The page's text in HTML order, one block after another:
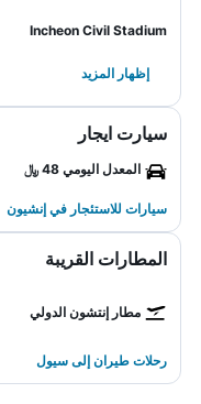
Incheon Civil Stadium
إظهار المزيد
سيارت ايجار
المعدل اليومي 48 ﷼
سيارات للاستئجار في إنشيون
المطارات القريبة
مطار إنتشون الدولي
رحلات طيران إلى سيول